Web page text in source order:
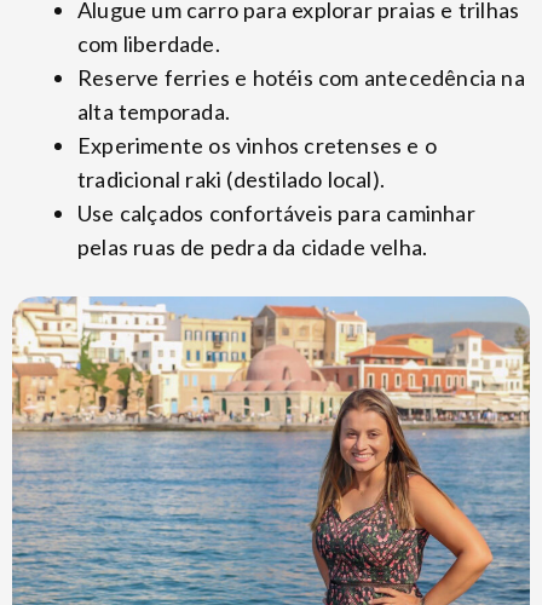
Alugue um carro para explorar praias e trilhas
com liberdade.
Reserve ferries e hotéis com antecedência na
alta temporada.
Experimente os vinhos cretenses e o
tradicional raki (destilado local).
Use calçados confortáveis para caminhar
pelas ruas de pedra da cidade velha.